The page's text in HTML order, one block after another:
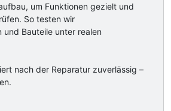
um Funktionen gezielt und
So testen wir
Bauteile unter realen
nach der Reparatur zuverlässig –